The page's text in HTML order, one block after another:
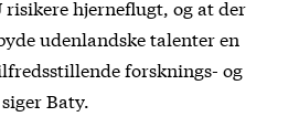
hjerneflugt, og at der
udenlandske talenter en
forsknings- og
Baty.